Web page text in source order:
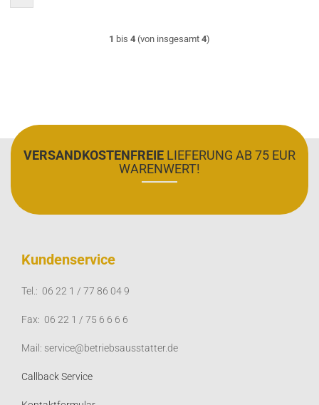
1 bis 4 (von insgesamt 4)
VERSANDKOSTENFREIE LIEFERUNG AB 75 EUR
WARENWERT!
Kundenservice
Tel.: 06 22 1 / 77 86 04 9
Fax: 06 22 1 / 75 6 6 6 6
Mail: service@betriebsausstatter.de
Callback Service